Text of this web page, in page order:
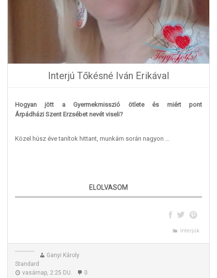
Interjú Tőkésné Iván Erikával
Interjú Tőkésné Iván Erikával
Hogyan jött a Gyermekmisszió ötlete és miért pont
Árpádházi Szent Erzsébet nevét viseli?
Közel húsz éve tanítok hittant, munkám során nagyon ...
ELOLVASOM
Interjúk
Ganyi Károly
Standard
vasárnap, 2:25 DU.
0